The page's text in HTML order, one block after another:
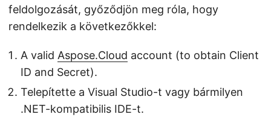
feldolgozását, győződjön meg róla, hogy
rendelkezik a következőkkel:
A valid Aspose.Cloud account (to obtain Client
ID and Secret).
Telepítette a Visual Studio-t vagy bármilyen
.NET-kompatibilis IDE-t.